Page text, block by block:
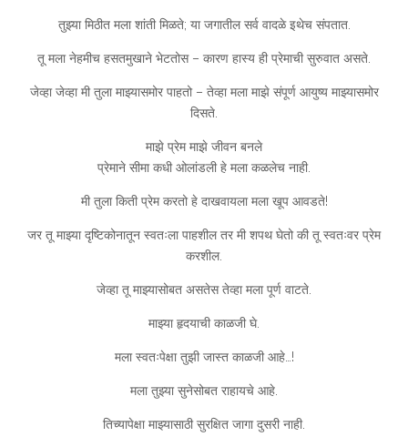
तुझ्या मिठीत मला शांती मिळते; या जगातील सर्व वादळे इथेच संपतात.
तू मला नेहमीच हसतमुखाने भेटतोस – कारण हास्य ही प्रेमाची सुरुवात असते.
जेव्हा जेव्हा मी तुला माझ्यासमोर पाहतो – तेव्हा मला माझे संपूर्ण आयुष्य माझ्यासमोर
दिसते.
माझे प्रेम माझे जीवन बनले
प्रेमाने सीमा कधी ओलांडली हे मला कळलेच नाही.
मी तुला किती प्रेम करतो हे दाखवायला मला खूप आवडते!
जर तू माझ्या दृष्टिकोनातून स्वतःला पाहशील तर मी शपथ घेतो की तू स्वतःवर प्रेम
करशील.
जेव्हा तू माझ्यासोबत असतेस तेव्हा मला पूर्ण वाटते.
माझ्या हृदयाची काळजी घे.
मला स्वतःपेक्षा तुझी जास्त काळजी आहे…!
मला तुझ्या सुनेसोबत राहायचे आहे.
तिच्यापेक्षा माझ्यासाठी सुरक्षित जागा दुसरी नाही.